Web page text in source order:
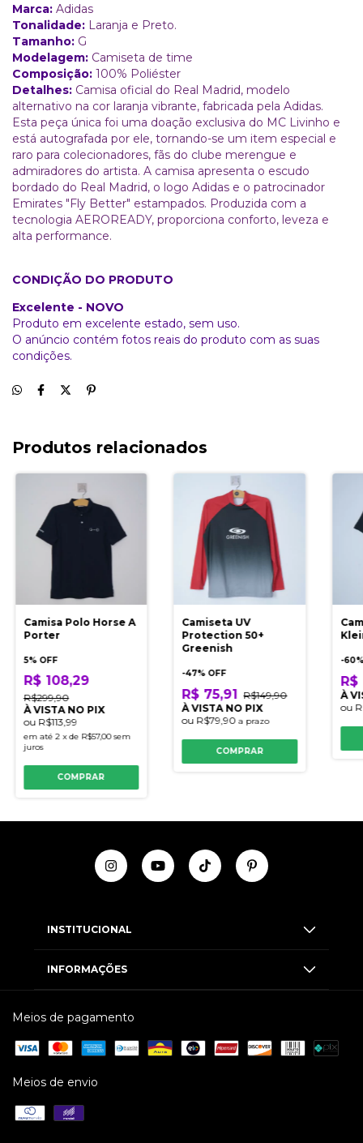
Marca: Adidas
Tonalidade: Laranja e Preto.
Tamanho: G
Modelagem: Camiseta de time
Composição: 100% Poliéster
Detalhes: Camisa oficial do Real Madrid, modelo
alternativo na cor laranja vibrante, fabricada pela Adidas.
Esta peça única foi uma doação exclusiva do MC Livinho e
está autografada por ele, tornando-se um item especial e
raro para colecionadores, fãs do clube merengue e
admiradores do artista. A camisa apresenta o escudo
bordado do Real Madrid, o logo Adidas e o patrocinador
Emirates "Fly Better" estampados. Produzida com a
tecnologia AEROREADY, proporciona conforto, leveza e
alta performance.
CONDIÇÃO DO PRODUTO
Excelente - NOVO
Produto em excelente estado, sem uso.
O anúncio contém fotos reais do produto com as suas
condições.
Produtos relacionados
Camisa Polo Horse A
Porter
5% OFF
R$ 108,29
R$299,90
À VISTA NO PIX
ou R$113,99
em até 2 xde R$57,00 sem
juros
COMPRAR
Camiseta UV
Protection 50+
Greenish
-47% OFF
R$ 75,91 R$149,90
À VISTA NO PIX
ou R$79,90a prazo
COMPRAR
-60
R$
À
ou
INSTITUCIONAL
INFORMAÇÕES
Meios de pagamento
Meios de envio